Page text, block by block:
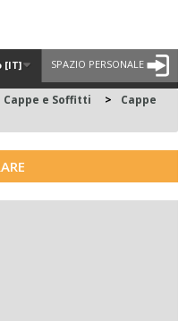
SPAZIO PERSONALE
[IT]
Cappe e Soffitti >
Cappe